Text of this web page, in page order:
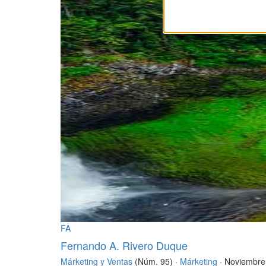
FA
Fernando A. Rivero Duque
Márketing y Ventas (Núm. 95) · Márketing ·